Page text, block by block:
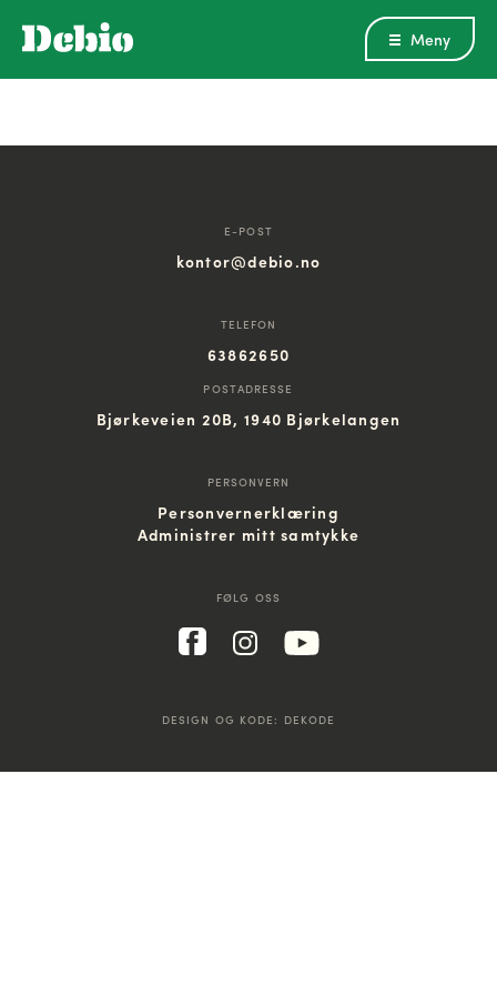
E-POST
kontor@debio.no
TELEFON
63862650
POSTADRESSE
Bjørkeveien 20B, 1940 Bjørkelangen
PERSONVERN
Personvernerklæring
Administrer mitt samtykke
FØLG OSS
DESIGN OG KODE: DEKODE
Meny